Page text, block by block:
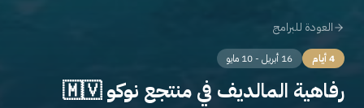
العودة للبرامج
4 أيام 16 أبريل - 10 مايو
رفاهية المالديف في منتجع نوكو 🇲🇻